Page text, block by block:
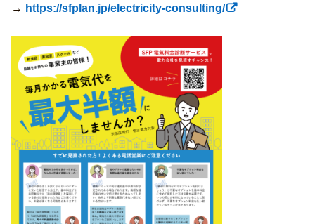
→ https://sfplan.jp/electricity-consulting/